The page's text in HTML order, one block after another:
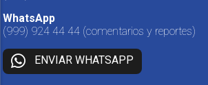
WhatsApp
(999) 924 44 44 (comentarios y reportes)
ENVIAR WHATSAPP